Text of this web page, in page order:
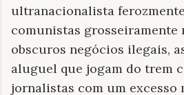
ultranacionalista
comunistas grosseiramente
obscuros negócios ilegais,
aluguel que jogam do trem
jornalistas com um excesso